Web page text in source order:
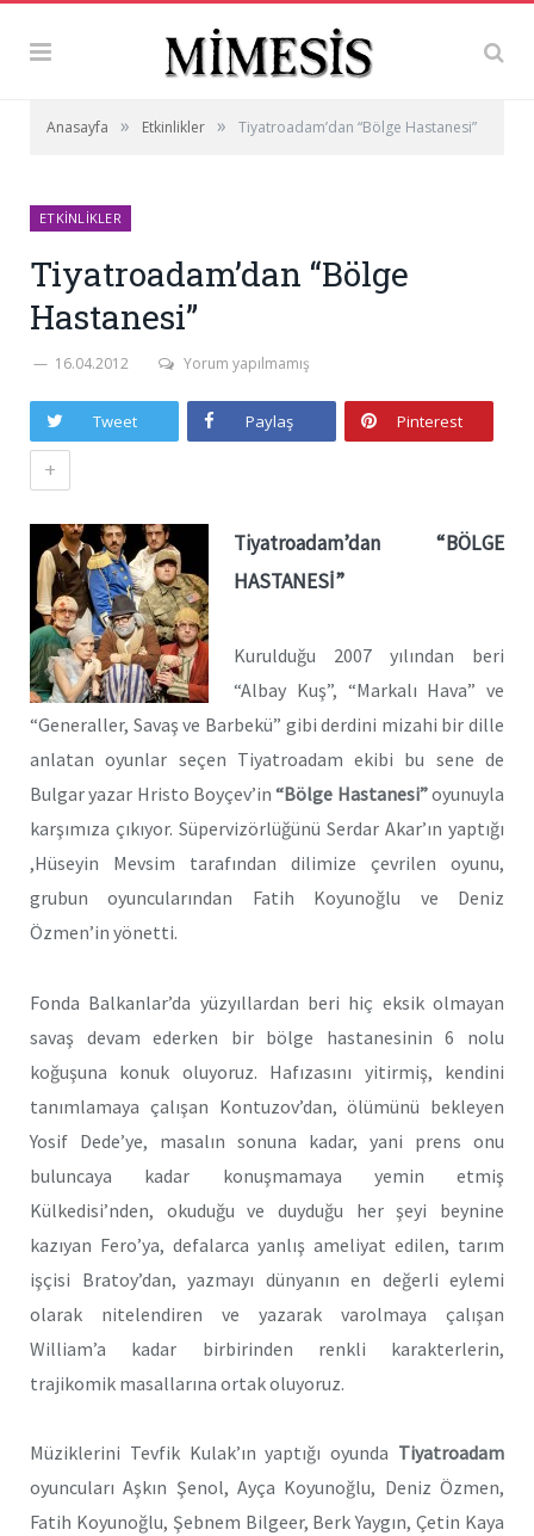
Anasayfa » Etkinlikler » Tiyatroadam’dan “Bölge Hastanesi”
ETKINLIKLER
Tiyatroadam’dan “Bölge
Hastanesi”
16.04.2012 Yorum yapılmamış
Tweet Paylaş Pinterest
+
Tiyatroadam’dan “BÖLGE
HASTANESİ”
Kurulduğu 2007 yılından beri
“Albay Kuş”, “Markalı Hava” ve
“Generaller, Savaş ve Barbekü” gibi derdini mizahi bir dille
anlatan oyunlar seçen Tiyatroadam ekibi bu sene de
Bulgar yazar Hristo Boyçev’in“Bölge Hastanesi”oyunuyla
karşımıza çıkıyor. Süpervizörlüğünü Serdar Akar’ın yaptığı
,Hüseyin Mevsim tarafından dilimize çevrilen oyunu,
grubun oyuncularından Fatih Koyunoğlu ve Deniz
Özmen’in yönetti.
Fonda Balkanlar’da yüzyıllardan beri hiç eksik olmayan
savaş devam ederken bir bölge hastanesinin 6 nolu
koğuşuna konuk oluyoruz. Hafızasını yitirmiş, kendini
tanımlamaya çalışan Kontuzov’dan, ölümünü bekleyen
Yosif Dede’ye, masalın sonuna kadar, yani prens onu
buluncaya kadar konuşmamaya yemin etmiş
Külkedisi’nden, okuduğu ve duyduğu her şeyi beynine
kazıyan Fero’ya, defalarca yanlış ameliyat edilen, tarım
işçisi Bratoy’dan, yazmayı dünyanın en değerli eylemi
olarak nitelendiren ve yazarak varolmaya çalışan
William’a kadar birbirinden renkli karakterlerin,
trajikomik masallarına ortak oluyoruz.
Müziklerini Tevfik Kulak’ın yaptığı oyunda Tiyatroadam
oyuncuları Aşkın Şenol, Ayça Koyunoğlu, Deniz Özmen,
Fatih Koyunoğlu, Şebnem Bilgeer, Berk Yaygın, Çetin Kaya